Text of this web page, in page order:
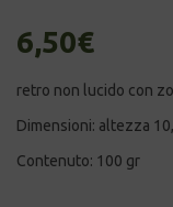
6,50€
retro non lucido con
Dimensioni: altezza
Contenuto: 100 gr